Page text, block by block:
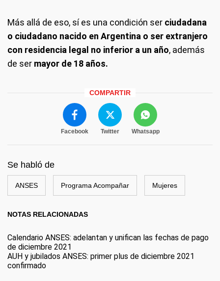
Más allá de eso, sí es una condición ser ciudadana
o ciudadano nacido en Argentina o ser extranjero
con residencia legal no inferior a un año, además
de ser mayor de 18 años.
COMPARTIR
Facebook Twitter Whatsapp
Se habló de
ANSES Programa Acompañar Mujeres
NOTAS RELACIONADAS
Calendario ANSES: adelantan y unifican las fechas de pago
de diciembre 2021
AUH y jubilados ANSES: primer plus de diciembre 2021
confirmado